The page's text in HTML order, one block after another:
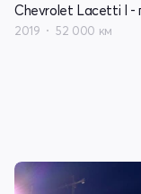
2019 52 000 км